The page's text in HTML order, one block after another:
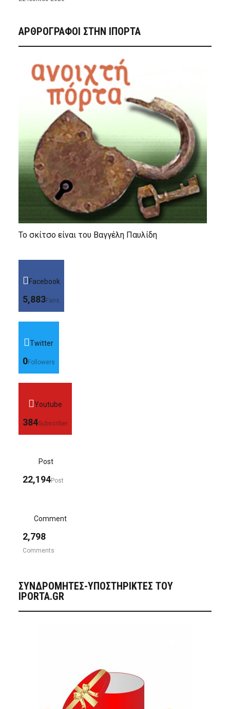
ΑΡΘΡΟΓΡΑΦΟΙ ΣΤΗΝ IΠΟΡΤΑ
Το σκίτσο είναι του Βαγγέλη Παυλίδη
Facebook
5,883Fans
Twitter
0Followers
Youtube
384Subscriber
Post
22,194Post
Comment
2,798
Comments
ΣΥΝΔΡΟΜΗΤΈΣ-ΥΠΟΣΤΗΡΙΚΤΈΣ ΤΟΥ
IPORTA.GR